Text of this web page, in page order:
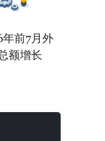
年前7月外
额增长